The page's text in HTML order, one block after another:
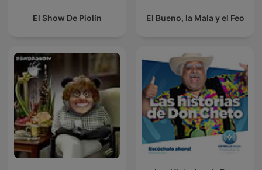
El Show De Piolín El Bueno, la Mala y el Feo